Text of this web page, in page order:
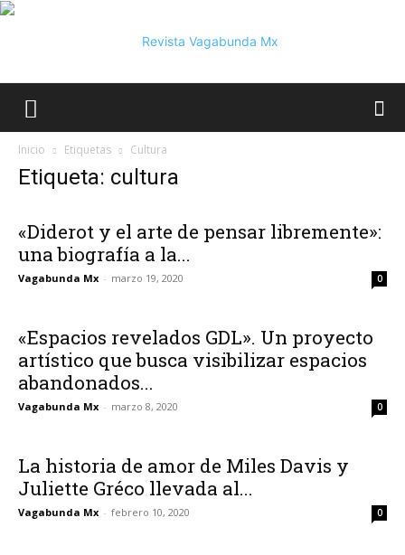
Inicio Etiquetas Cultura
Etiqueta: cultura
«Diderot y el arte de pensar libremente»:
una biografía a la...
Vagabunda Mx - marzo 19, 2020 0
«Espacios revelados GDL». Un proyecto
artístico que busca visibilizar espacios
abandonados...
Vagabunda Mx - marzo 8, 2020 0
La historia de amor de Miles Davis y
Juliette Gréco llevada al...
Vagabunda Mx - febrero 10, 2020 0